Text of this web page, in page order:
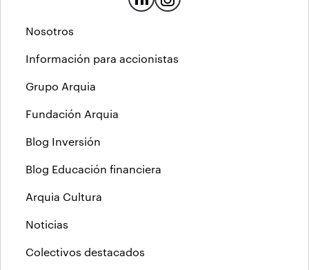
Nosotros
Información para accionistas
Grupo Arquia
Fundación Arquia
Blog Inversión
Blog Educación financiera
Arquia Cultura
Noticias
Colectivos destacados